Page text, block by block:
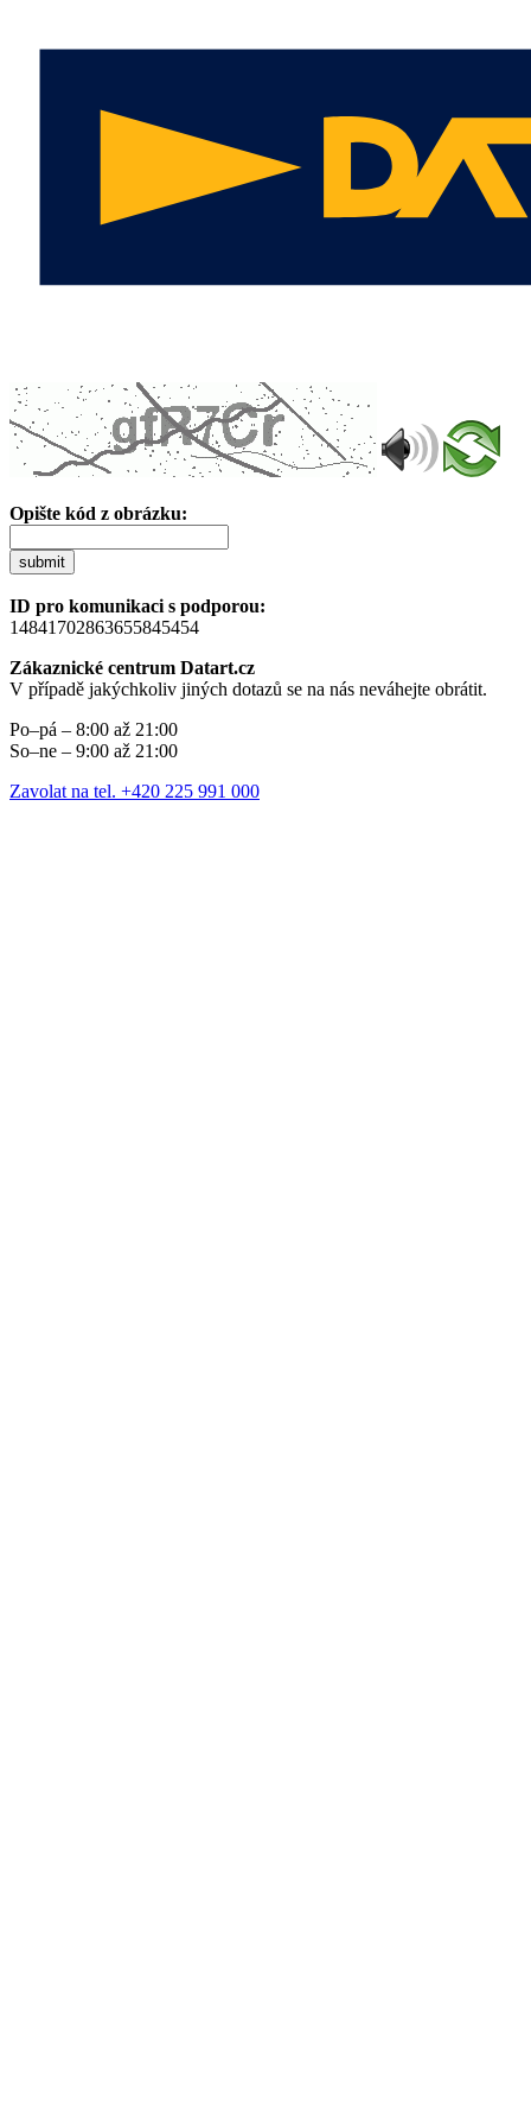
Opište kód z obrázku:
submit
ID pro komunikaci s podporou:
14841702863655845454
Zákaznické centrum Datart.cz
V případě jakýchkoliv jiných dotazů se na nás neváhejte obrátit.
Po–pá – 8:00 až 21:00
So–ne – 9:00 až 21:00
Zavolat na tel. +420 225 991 000